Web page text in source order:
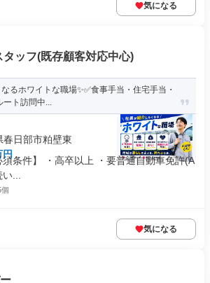
気になる
ッフ(既存顧客対応中心)
るホワイトな職場✨✅食事手当・住宅手当・
ート訪問中...
日部市粕壁東
円
条件】 ・高卒以上 ・要普通自動車免許(A
...
気になる